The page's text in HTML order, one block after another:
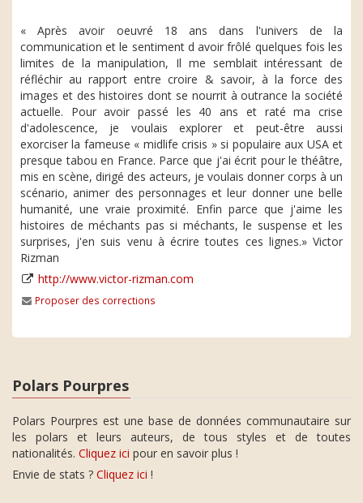
« Après avoir oeuvré 18 ans dans l'univers de la
communication et le sentiment d avoir frôlé quelques fois les
limites de la manipulation, Il me semblait intéressant de
réfléchir au rapport entre croire & savoir, à la force des
images et des histoires dont se nourrit à outrance la société
actuelle. Pour avoir passé les 40 ans et raté ma crise
d'adolescence, je voulais explorer et peut-être aussi
exorciser la fameuse « midlife crisis » si populaire aux USA et
presque tabou en France. Parce que j'ai écrit pour le théâtre,
mis en scène, dirigé des acteurs, je voulais donner corps à un
scénario, animer des personnages et leur donner une belle
humanité, une vraie proximité. Enfin parce que j'aime les
histoires de méchants pas si méchants, le suspense et les
surprises, j'en suis venu à écrire toutes ces lignes.» Victor
Rizman
http://www.victor-rizman.com
Proposer des corrections
Polars Pourpres
Polars Pourpres est une base de données communautaire sur
les polars et leurs auteurs, de tous styles et de toutes
nationalités. Cliquez ici pour en savoir plus !
Envie de stats ? Cliquez ici !